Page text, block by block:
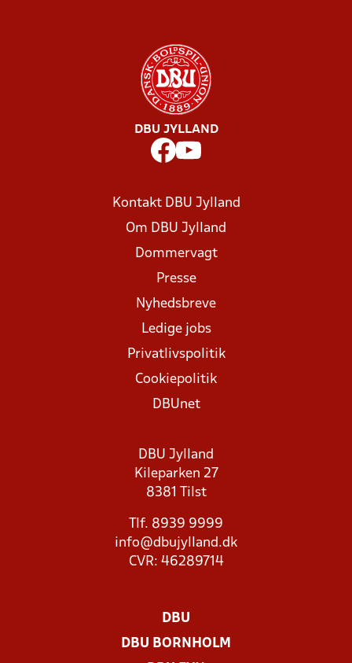
DBU JYLLAND
Kontakt DBU Jylland
Om DBU Jylland
Dommervagt
Presse
Nyhedsbreve
Ledige jobs
Privatlivspolitik
Cookiepolitik
DBUnet
DBU Jylland
Kileparken 27
8381 Tilst
Tlf. 8939 9999
info@dbujylland.dk
CVR: 46289714
DBU
DBU BORNHOLM